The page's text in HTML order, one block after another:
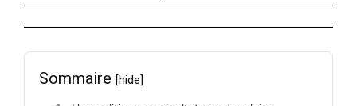
Sommaire [hide]